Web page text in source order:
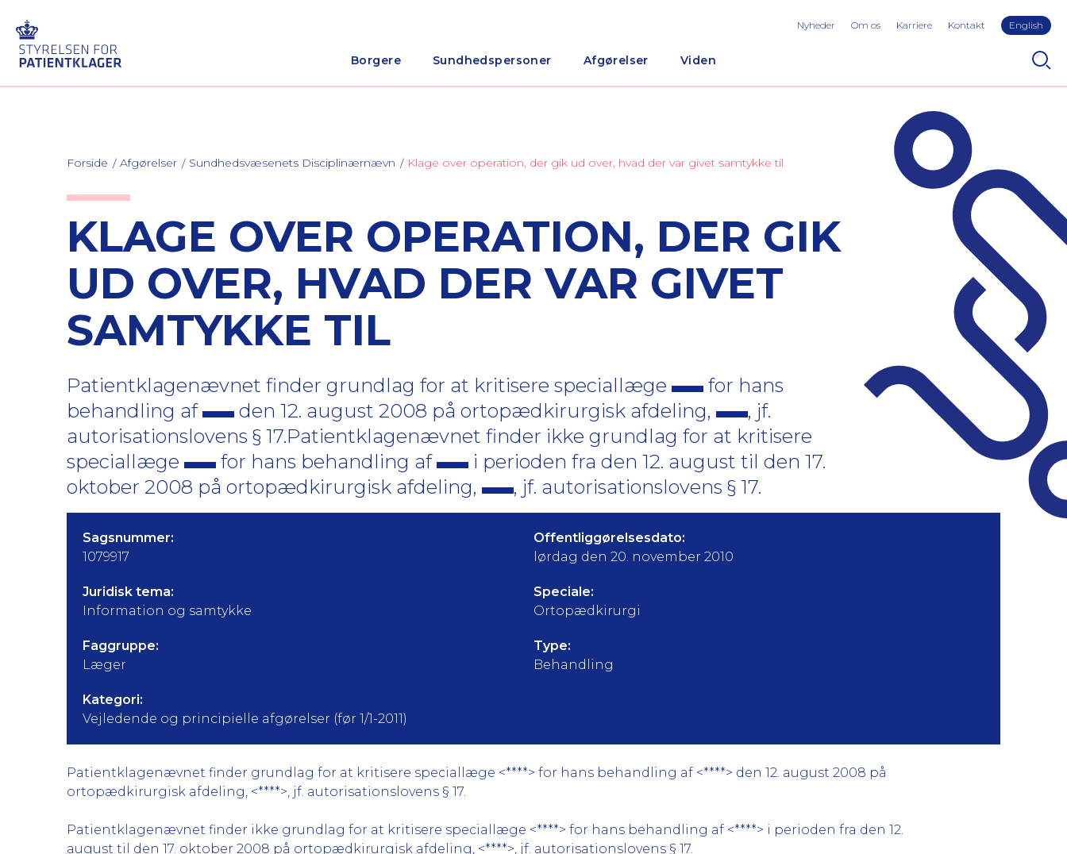
Borgere Sundhedspersoner Afgørelser Viden
Nyheder Om os Karriere Kontakt English
Forside Afgørelser Sundhedsvæsenets Disciplinærnævn Klage over operation, der gik ud over, hvad der var givet samtykke til
KLAGE OVER OPERATION, DER GIK
UD OVER, HVAD DER VAR GIVET
SAMTYKKE TIL
Patientklagenævnet finder grundlag for at kritisere speciallæge
for hans
behandling af
den 12. august 2008 på ortopædkirurgisk afdeling,
, jf.
autorisationslovens § 17.Patientklagenævnet finder ikke grundlag for at kritisere
speciallæge
for hans behandling af
i perioden fra den 12. august til den 17.
oktober 2008 på ortopædkirurgisk afdeling,
, jf. autorisationslovens § 17.
Sagsnummer:
1079917
Offentliggørelsesdato:
lørdag den 20. november 2010
Juridisk tema:
Information og samtykke
Speciale:
Ortopædkirurgi
Faggruppe:
Læger
Type:
Behandling
Kategori:
Vejledende og principielle afgørelser (før 1/1-2011)
Patientklagenævnet finder grundlag for at kritisere speciallæge <****> for hans behandling af <****> den 12. august 2008 på
ortopædkirurgisk afdeling, <****>, jf. autorisationslovens § 17.
Patientklagenævnet finder ikke grundlag for at kritisere speciallæge <****> for hans behandling af <****> i perioden fra den 12.
august til den 17. oktober 2008 på ortopædkirurgisk afdeling, <****>, jf. autorisationslovens § 17.